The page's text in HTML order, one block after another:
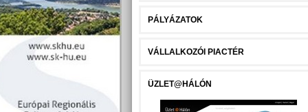
PÁLYÁZATOK
VÁLLALKOZÓI PIACTÉR
ÜZLET@HÁLÓN